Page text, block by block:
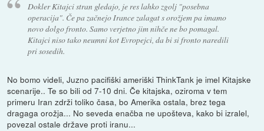
Dokler Kitajci stran gledajo, je res lahko zgolj "posebna
operacija". Če pa začnejo Irance zalagat s orožjem pa imamo
novo dolgo fronto. Samo verjetno jim nihče ne bo pomagal.
Kitajci niso tako neumni kot Evropejci, da bi si fronto naredili
pri sosedih.
No bomo videli, Juzno pacifiški ameriški ThinkTank je imel Kitajske
scenarije.. Te so bili od 7-10 dni. Če kitajska, oziroma v tem
primeru Iran zdrži toliko časa, bo Amerika ostala, brez tega
dragaga orožja... No seveda enačba ne upošteva, kako bi izralel,
povezal ostale države proti iranu...